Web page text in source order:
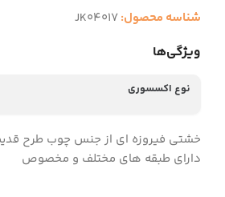
شناسه محصول:JK04017
ویژگی‌ها
نوع اکسسوری
خشتی فیروزه ای از جنس چوب طرح قدیمی
دارای طبقه های مختلف و مخصوص